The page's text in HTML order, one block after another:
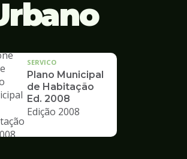
SERVICO
Plano Municipal
de Habitação
Ed. 2008
Edição 2008